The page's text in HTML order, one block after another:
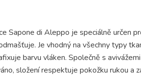
Sapone di Aleppo je speciálně určen
Je vhodný na všechny typy
barvu vláken. Společně s
složení respektuje pokožku rukou a